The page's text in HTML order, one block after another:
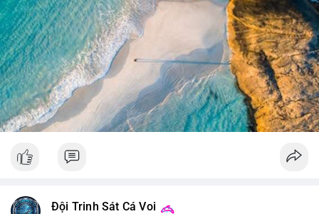
giao dịch này trong vài khối tiếp theo. Nếu BTC vào ví sàn, cần
chuẩn bị cho biến động giá tăng; nếu vào ví lạnh, có thể yên
tâm hơn về xu hướng dài hạn. Không nên hành động vội vàng
dựa trên một giao dịch đơn lẻ, hãy quan sát thêm dòng tiền
trong 24-48 giờ để xác nhận xu hướng.
#52dot09btc #chuyenvilanh #tichluydaihan #mempoolbtc
#giaodichlon
Đội Trinh Sát Cá Voi